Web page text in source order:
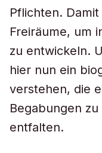
Pflichten.
Freiräume, um
zu entwickeln.
hier nun ein
verstehen, die
Begabungen
entfalten.